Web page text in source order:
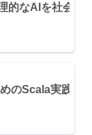
的なAIを社会実
のScala実践入